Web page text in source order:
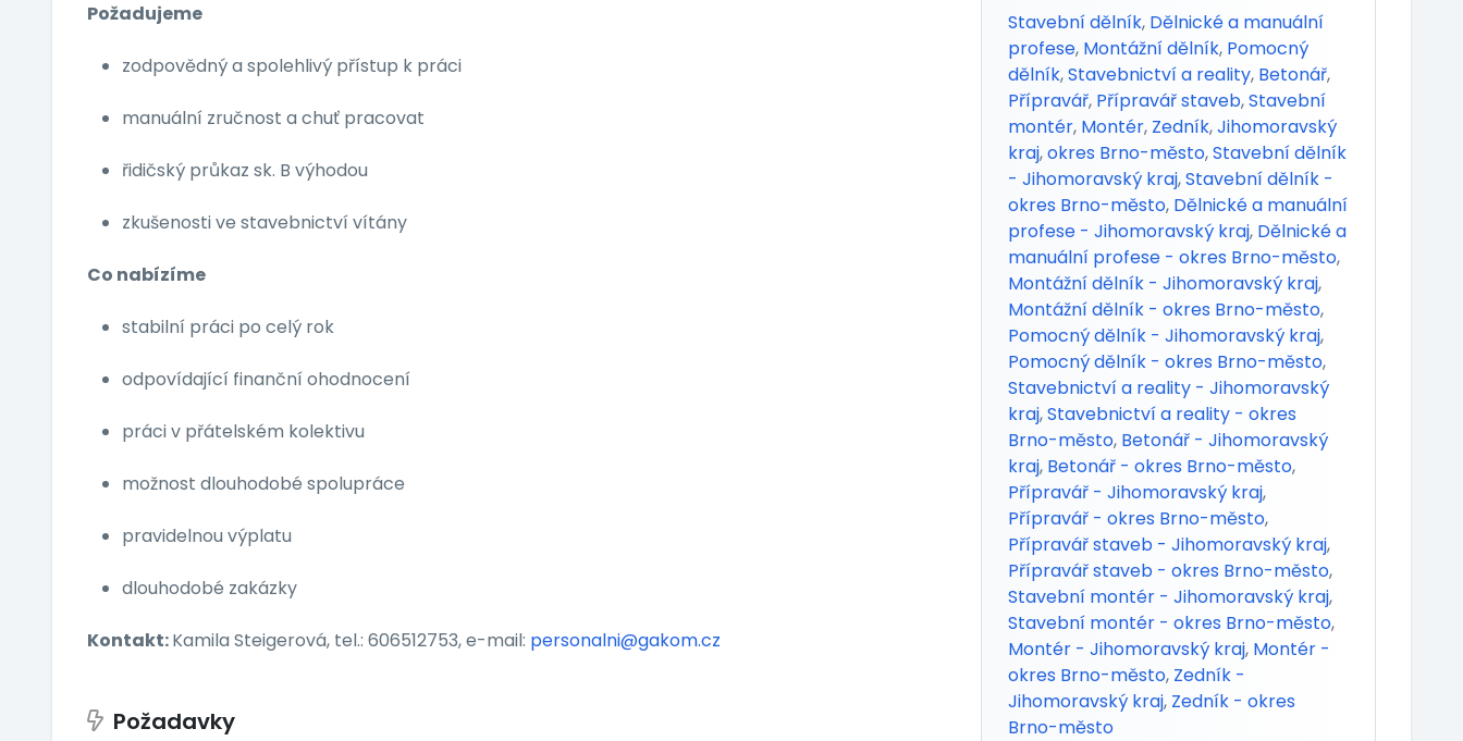
Požadujeme
zodpovědný a spolehlivý přístup k práci
manuální zručnost a chuť pracovat
řidičský průkaz sk. B výhodou
zkušenosti ve stavebnictví vítány
Co nabízíme
stabilní práci po celý rok
odpovídající finanční ohodnocení
práci v přátelském kolektivu
možnost dlouhodobé spolupráce
pravidelnou výplatu
dlouhodobé zakázky
Kontakt:Kamila Steigerová, tel.: 606512753, e-mail: personalni@gakom.cz
Požadavky
Stavební dělník, Dělnické a manuální
profese, Montážní dělník, Pomocný
dělník,Stavebnictví a reality, Betonář,
Přípravář, Přípravář staveb,Stavební
montér, Montér, Zedník,Jihomoravský
kraj,okres Brno-město,Stavební dělník
- Jihomoravský kraj,Stavební dělník -
okres Brno-město, Dělnické a manuální
profese - Jihomoravský kraj, Dělnické a
manuální profese - okres Brno-město,
Montážní dělník - Jihomoravský kraj,
Montážní dělník - okres Brno-město,
Pomocný dělník - Jihomoravský kraj,
Pomocný dělník - okres Brno-město,
Stavebnictví a reality - Jihomoravský
kraj,Stavebnictví a reality - okres
Brno-město, Betonář - Jihomoravský
kraj, Betonář - okres Brno-město,
Přípravář - Jihomoravský kraj,
Přípravář - okres Brno-město,
Přípravář staveb - Jihomoravský kraj,
Přípravář staveb - okres Brno-město,
Stavební montér - Jihomoravský kraj,
Stavební montér - okres Brno-město,
Montér - Jihomoravský kraj, Montér -
okres Brno-město, Zedník -
Jihomoravský kraj, Zedník - okres
Brno-město